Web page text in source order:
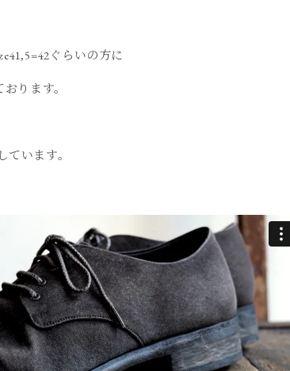
ぐらいの方に
ります。
います。